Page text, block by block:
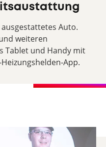
Auto.
weiteren
Tablet und Handy mit
App.